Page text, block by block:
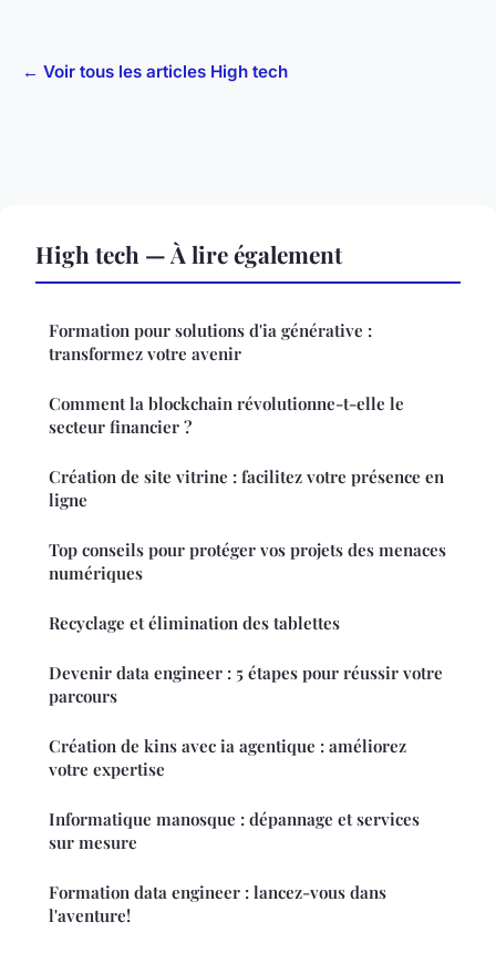
← Voir tous les articles High tech
High tech — À lire également
Formation pour solutions d'ia générative :
transformez votre avenir
Comment la blockchain révolutionne-t-elle le
secteur financier ?
Création de site vitrine : facilitez votre présence en
ligne
Top conseils pour protéger vos projets des menaces
numériques
Recyclage et élimination des tablettes
Devenir data engineer : 5 étapes pour réussir votre
parcours
Création de kins avec ia agentique : améliorez
votre expertise
Informatique manosque : dépannage et services
sur mesure
Formation data engineer : lancez-vous dans
l'aventure!